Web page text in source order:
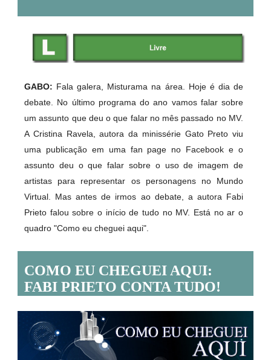
GABO: Fala galera, Misturama na área. Hoje é dia de
debate. No último programa do ano vamos falar sobre
um assunto que deu o que falar no mês passado no MV.
A Cristina Ravela, autora da minissérie Gato Preto viu
uma publicação em uma fan page no Facebook e o
assunto deu o que falar sobre o uso de imagem de
artistas para representar os personagens no Mundo
Virtual. Mas antes de irmos ao debate, a autora Fabi
Prieto falou sobre o início de tudo no MV. Está no ar o
quadro "Como eu cheguei aqui".
COMO EU CHEGUEI AQUI:
FABI PRIETO CONTA TUDO!